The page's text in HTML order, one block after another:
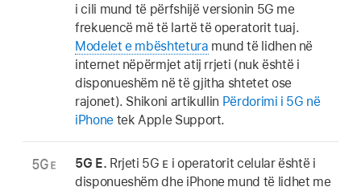
i cili mund të përfshijë versionin 5G me
frekuencë më të lartë të operatorit tuaj.
Modelet e mbështetura mund të lidhen në
internet nëpërmjet atij rrjeti (nuk është i
disponueshëm në të gjitha shtetet ose
rajonet). Shikoni artikullin Përdorimi i 5G në
iPhonetek Apple Support.
5G E. Rrjeti 5G E i operatorit celular është i
disponueshëm dhe iPhone mund të lidhet me